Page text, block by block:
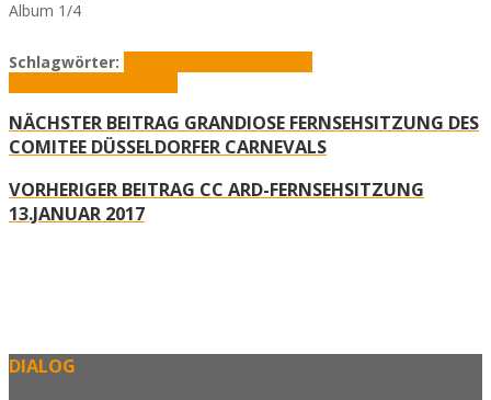
Album 1/4
Schlagwörter:
NÄCHSTER BEITRAG GRANDIOSE FERNSEHSITZUNG DES
COMITEE DÜSSELDORFER CARNEVALS
VORHERIGER BEITRAG CC ARD-FERNSEHSITZUNG
13.JANUAR 2017
DIALOG